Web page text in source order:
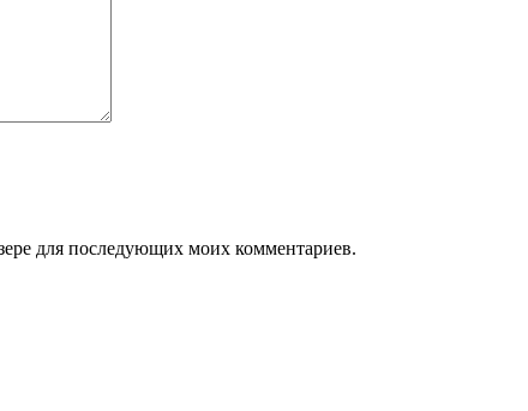
для последующих моих комментариев.